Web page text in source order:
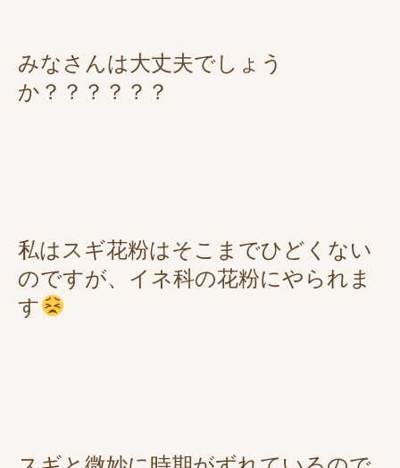
みなさんは大丈夫でしょう
か？？？？？？
私はスギ花粉はそこまでひどくない
のですが、イネ科の花粉にやられま
す